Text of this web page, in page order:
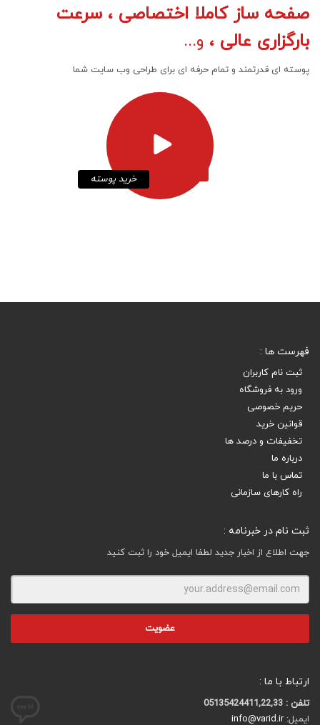
صفحه ساز کاملا اختصاصی ، سرعت
بارگزاری عالی ، و...
پوسته ای قدرتمند و تمام حرفه ای برای طراحی وب سایت شما
خرید پوسته
فهرست ها :
ثبت نام کاربران
ورود به فروشگاه
حریم خصوصی
قوانین خرید
تخفیفات و درصد ها
درباره ما
تماس با ما
راه کارهای سازمانی
ثبت نام در خبرنامه :
جهت اطلاع از اخبار جدید لطفا ایمیل خود را ثبت کنید
ارتباط با ما :
تلفن : 05135424411,22,33
ایمیل:info@varid.ir